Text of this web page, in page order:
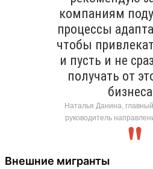
компаниям
процессы
чтобы
и пусть и не
получать от
Наталья Данина,
руководитель
Внешние мигранты